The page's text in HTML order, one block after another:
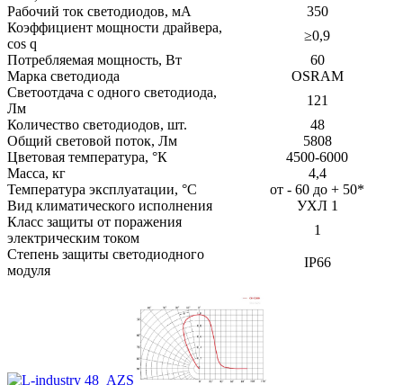
Рабочий ток светодиодов, мА
350
Коэффициент мощности драйвера,
cos q
≥0,9
Потребляемая мощность, Вт
60
Марка светодиода
OSRAM
Светоотдача с одного светодиода,
Лм
121
Количество светодиодов, шт.
48
Общий световой поток, Лм
5808
Цветовая температура, °К
4500-6000
Масса, кг
4,4
Температура эксплуатации, °С
от - 60 до + 50*
Вид климатического исполнения
УХЛ 1
Класс защиты от поражения
электрическим током
1
Степень защиты светодиодного
модуля
IP66